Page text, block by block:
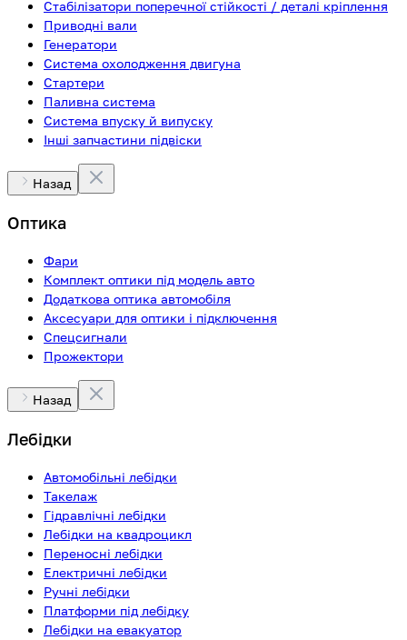
Стабілізатори поперечної стійкості / деталі кріплення
Приводні вали
Генератори
Система охолодження двигуна
Стартери
Паливна система
Система впуску й випуску
Інші запчастини підвіски
Назад
Оптика
Фари
Комплект оптики під модель авто
Додаткова оптика автомобіля
Аксесуари для оптики і підключення
Спецсигнали
Прожектори
Назад
Лебідки
Автомобільні лебідки
Такелаж
Гідравлічні лебідки
Лебідки на квадроцикл
Переносні лебідки
Електричні лебідки
Ручні лебідки
Платформи під лебідку
Лебідки на евакуатор